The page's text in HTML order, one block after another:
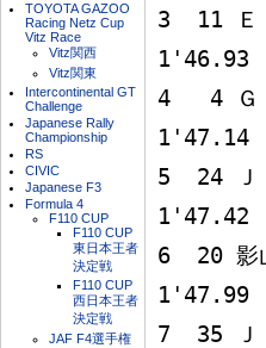
TOYOTA GAZOO
Racing Netz Cup
Vitz Race
Vitz関西
Vitz関東
Intercontinental GT
Challenge
Japanese Rally
Championship
RS
CIVIC
Japanese F3
Formula 4
F110 CUP
F110 CUP
東日本王者
決定戦
F110 CUP
西日本王者
決定戦
JAF F4選手権
3  11 Ｅ
1'46.93
4   4 Ｇ
1'47.14
5  24 Ｊ
1'47.42
6  20
1'47.99
7  35 Ｊ